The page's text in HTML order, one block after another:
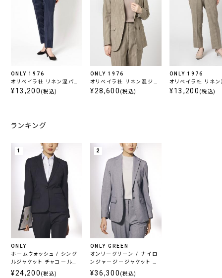
ONLY 1976
オリベイラ社 リネン混パン
ツ ネイビーストライプ
¥13,200 (税込)
ONLY 1976
オリベイラ社 リネン混ジャ
ケット ベージュストライプ
¥28,600 (税込)
ONLY 1976
オリベイラ社 リネ
ツ ベージュストライ
¥13,200 (税込)
ランキング
1
ONLY
ホームウォッシュ / シング
ルジャケット チャコール無
地
¥24,200 (税込)
2
ONLY GREEN
オンリーグリーン / ナイロ
ンジャージージャケット グ
レーヘリンボーン
¥36,300 (税込)